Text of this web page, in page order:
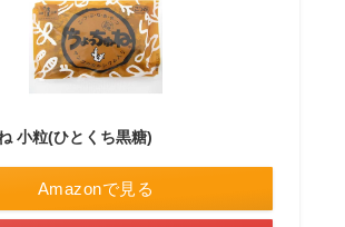
小粒(ひとくち黒糖)
Amazonで見る